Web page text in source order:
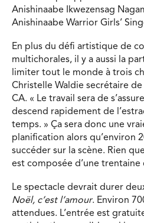
Anishinaabe Ikwezensag
Anishinaabe Warrior Girls’
En plus du défi artistique de
multichorales, il y a aussi la
limiter tout le monde à trois
Christelle Waldie secrétaire
CA. « Le travail sera de
descend rapidement de
temps. » Ça sera donc une
planification alors qu’environ
succéder sur la scène. Rien que
est composée d’une trentaine
Le spectacle devrait durer
Noël, c’est l’amour. Environ
attendues. L’entrée est